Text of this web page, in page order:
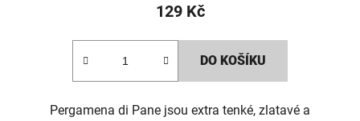
129 Kč
DO KOŠÍKU
Pergamena di Pane jsou extra tenké, zlatavé a